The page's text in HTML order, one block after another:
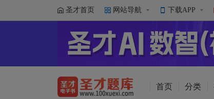
圣才首页 网站导航 下载APP
首页 分类